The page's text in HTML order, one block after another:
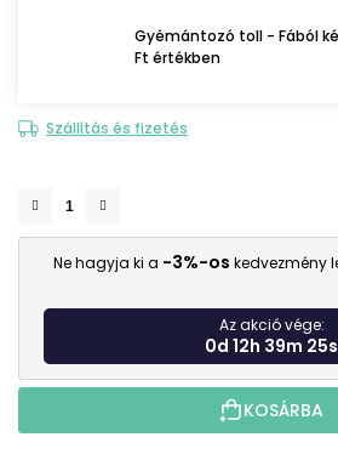
Gyémántozó toll - Fából
Ft értékben
Szállítás és fizetés
Ne hagyja ki a -3%-os kedvezmény
Az akció vége:
0d 12h 39m 24s
KOSÁRBA